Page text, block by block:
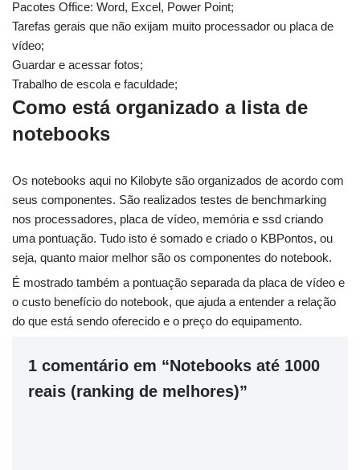
Pacotes Office: Word, Excel, Power Point;
Tarefas gerais que não exijam muito processador ou placa de
vídeo;
Guardar e acessar fotos;
Trabalho de escola e faculdade;
Como está organizado a lista de
notebooks
Os notebooks aqui no Kilobyte são organizados de acordo com
seus componentes. São realizados testes de benchmarking
nos processadores, placa de vídeo, memória e ssd criando
uma pontuação. Tudo isto é somado e criado o KBPontos, ou
seja, quanto maior melhor são os componentes do notebook.
É mostrado também a pontuação separada da placa de vídeo e
o custo benefício do notebook, que ajuda a entender a relação
do que está sendo oferecido e o preço do equipamento.
1 comentário em “Notebooks até 1000
reais (ranking de melhores)”